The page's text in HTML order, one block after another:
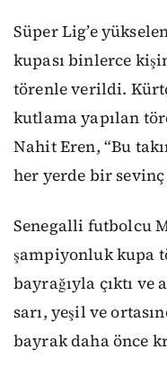
Süper Lig’e
kupası binlerce
törenle verildi.
kutlama yapılan
Nahit Eren, “Bu
her yerde bir sevinç
Senegalli futbolcu
şampiyonluk kupa
bayrağıyla çıktı ve
sarı, yeşil ve
bayrak daha önce